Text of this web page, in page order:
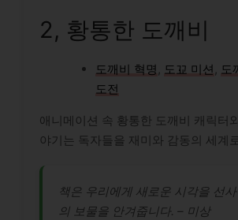
2, 황통한 도깨비
도깨비 혁명 , 도꾜 미션 , 도
도전
애니메이션 속 황통한 도깨비 캐릭터
야기는 독자들을 재미와 감동의 세계
책은 우리에게 새로운 시각을 선
의 보물을 안겨줍니다. – 미상